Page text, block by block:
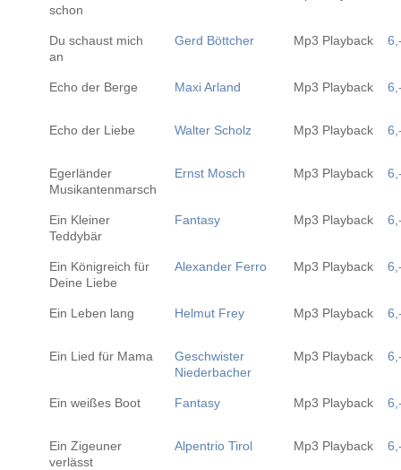
schon
Du schaust mich
an
Gerd Böttcher Mp3 Playback
Echo der Berge Maxi Arland Mp3 Playback
Echo der Liebe Walter Scholz Mp3 Playback
Egerländer
Musikantenmarsch
Ernst Mosch Mp3 Playback
Ein Kleiner
Teddybär
Fantasy Mp3 Playback
Ein Königreich für
Deine Liebe
Alexander Ferro Mp3 Playback
Ein Leben lang Helmut Frey Mp3 Playback
Ein Lied für Mama
Geschwister
Niederbacher
Mp3 Playback
Ein weißes Boot Fantasy Mp3 Playback
Ein Zigeuner
verlässt
Alpentrio Tirol Mp3 Playback